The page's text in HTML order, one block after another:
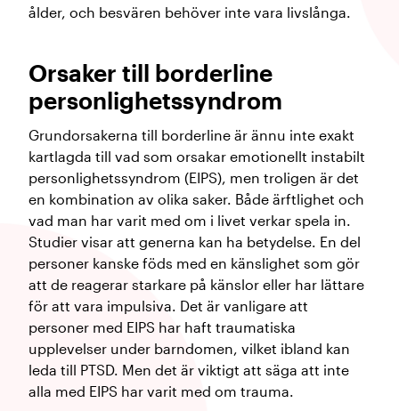
ålder, och besvären behöver inte vara livslånga.
Orsaker till borderline
personlighetssyndrom
Grundorsakerna till borderline är ännu inte exakt
kartlagda till vad som orsakar emotionellt instabilt
personlighetssyndrom (EIPS), men troligen är det
en kombination av olika saker. Både ärftlighet och
vad man har varit med om i livet verkar spela in.
Studier visar att generna kan ha betydelse. En del
personer kanske föds med en känslighet som gör
att de reagerar starkare på känslor eller har lättare
för att vara impulsiva. Det är vanligare att
personer med EIPS har haft traumatiska
upplevelser under barndomen, vilket ibland kan
leda till PTSD. Men det är viktigt att säga att inte
alla med EIPS har varit med om trauma.